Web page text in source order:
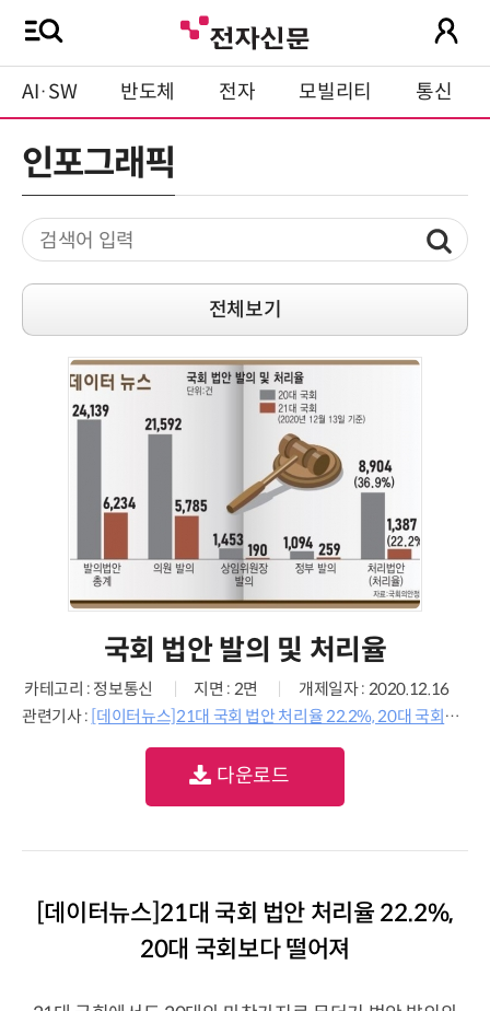
AI·SW 반도체 전자 모빌리티 통신
인포그래픽
전체보기
국회 법안 발의 및 처리율
카테고리 : 정보통신 지면 : 2면
개제일자 : 2020.12.16
관련기사 : [데이터뉴스]21대 국회 법안 처리율 22.2%, 20대 국회보다 떨어져
다운로드
[데이터뉴스]21대 국회 법안 처리율 22.2%,
20대 국회보다 떨어져